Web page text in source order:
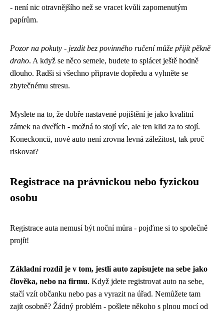
- není nic otravnějšího než se vracet kvůli zapomenutým
papírům.
Pozor na pokuty - jezdit bez povinného ručení může přijít pěkně
draho. A když se něco semele, budete to splácet ještě hodně
dlouho. Radši si všechno připravte dopředu a vyhněte se
zbytečnému stresu.
Myslete na to, že dobře nastavené pojištění je jako kvalitní
zámek na dveřích - možná to stojí víc, ale ten klid za to stojí.
Koneckonců, nové auto není zrovna levná záležitost, tak proč
riskovat?
Registrace na právnickou nebo fyzickou
osobu
Registrace auta nemusí být noční můra - pojďme si to společně
projít!
Základní rozdíl je v tom, jestli auto zapisujete na sebe jako
člověka, nebo na firmu. Když jdete registrovat auto na sebe,
stačí vzít občanku nebo pas a vyrazit na úřad. Nemůžete tam
zajít osobně? Žádný problém - pošlete někoho s plnou mocí od